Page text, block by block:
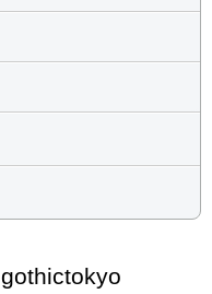
gothictokyo